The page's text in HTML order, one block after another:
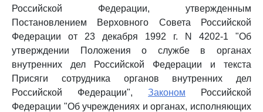
Российской Федерации, утвержденным
Постановлением Верховного Совета Российской
Федерации от 23 декабря 1992 г. N 4202-1 "Об
утверждении Положения о службе в органах
внутренних дел Российской Федерации и текста
Присяги сотрудника органов внутренних дел
Российской Федерации", Законом Российской
Федерации "Об учреждениях и органах, исполняющих